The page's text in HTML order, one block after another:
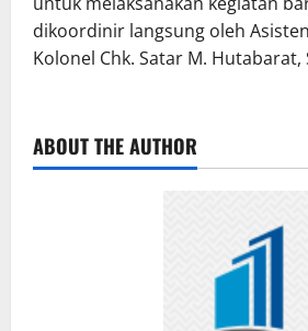
dikoordinir langsung oleh
Kolonel Chk. Satar M. Hutabarat,
ABOUT THE AUTHOR